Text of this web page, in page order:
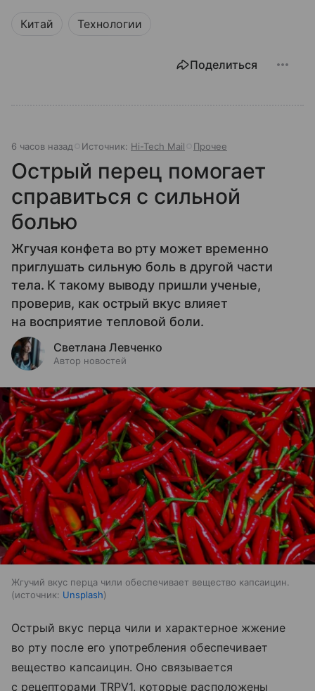
Китай Технологии
Поделиться
6 часов назад Источник: Hi-Tech Mail Прочее
Острый перец помогает
справиться с сильной
болью
Жгучая конфета во рту может временно
приглушать сильную боль в другой части
тела. К такому выводу пришли ученые,
проверив, как острый вкус влияет
на восприятие тепловой боли.
Светлана Левченко
Автор новостей
Жгучий вкус перца чили обеспечивает вещество капсаицин.
источник: Unsplash
Острый вкус перца чили и характерное жжение
во рту после его употребления обеспечивает
вещество капсаицин. Оно связывается
с рецепторами TRPV1, которые расположены